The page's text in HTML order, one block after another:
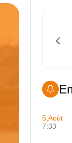
5,Août
7:33